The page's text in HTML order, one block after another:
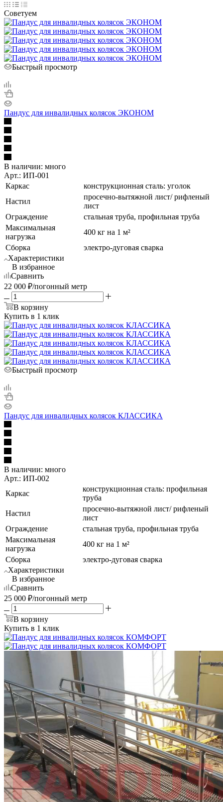
Советуем
Быстрый просмотр
Пандус для инвалидных колясок ЭКОНОМ
В наличии: много
Арт.: ИП-001
Каркас
конструкционная сталь: уголок
Настил
просечно-вытяжной лист/ рифленый
лист
Ограждение
стальная труба, профильная труба
Максимальная
нагрузка
400 кг на 1 м²
Сборка
электро-дуговая сварка
Характеристики
В избранное
Сравнить
22 000 ₽/погонный метр
В корзину
Купить в 1 клик
Быстрый просмотр
Пандус для инвалидных колясок КЛАССИКА
В наличии: много
Арт.: ИП-002
Каркас
конструкционная сталь: профильная
труба
Настил
просечно-вытяжной лист/ рифленый
лист
Ограждение
стальная труба, профильная труба
Максимальная
нагрузка
400 кг на 1 м²
Сборка
электро-дуговая сварка
Характеристики
В избранное
Сравнить
25 000 ₽/погонный метр
В корзину
Купить в 1 клик